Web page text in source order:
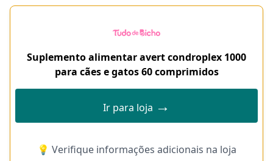
Suplemento alimentar avert condroplex 1000
para cães e gatos 60 comprimidos
Ir para loja →
💡 Verifique informações adicionais na loja